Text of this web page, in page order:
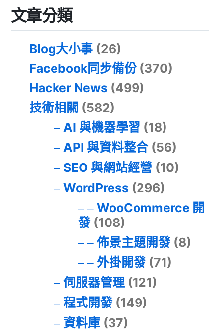
文章分類
Blog大小事 (26)
Facebook同步備份 (370)
Hacker News (499)
技術相關 (582)
AI 與機器學習 (18)
API 與資料整合(56)
SEO 與網站經營 (10)
WordPress (296)
WooCommerce 開
發(108)
佈景主題開發(8)
外掛開發(71)
伺服器管理(121)
程式開發(149)
資料庫(37)